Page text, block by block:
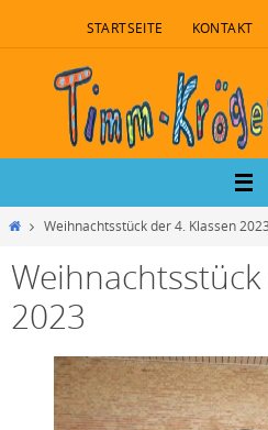
STARTSEITE KONTAKT
Weihnachtsstück der 4. Klassen 2023
2023